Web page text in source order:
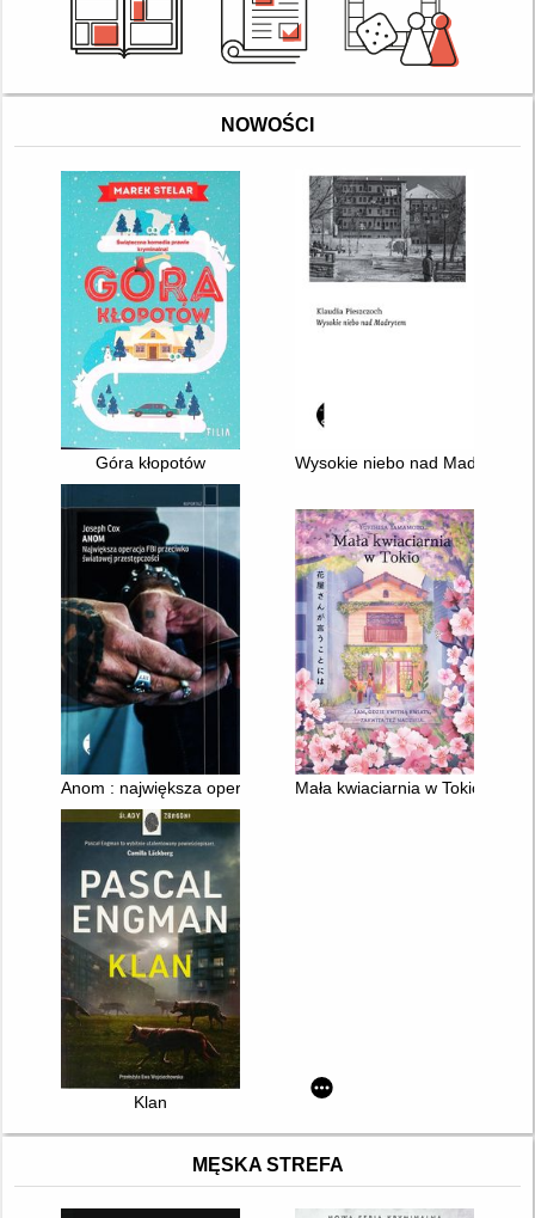
NOWOŚCI
Góra kłopotów Wysokie niebo nad Madrytem
Anom : największa operacja FBI przeciwko światowej
Mała kwiaciarnia w Tokio
Klan
MĘSKA STREFA